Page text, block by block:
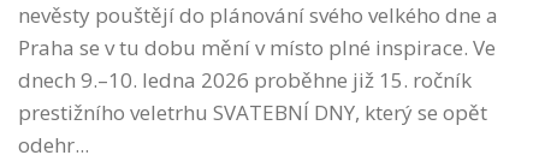
nevěsty pouštějí do plánování svého velkého dne a
Praha se v tu dobu mění v místo plné inspirace. Ve
dnech 9.–10. ledna 2026 proběhne již 15. ročník
prestižního veletrhu SVATEBNÍ DNY, který se opět
odehr...